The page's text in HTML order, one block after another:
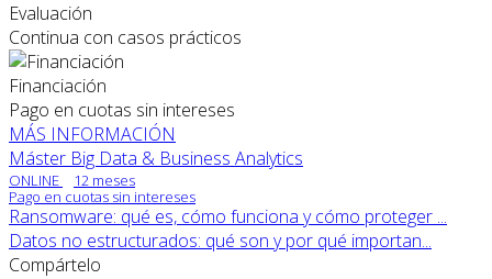
Evaluación
Continua con casos prácticos
Financiación
Pago en cuotas sin intereses
MÁS INFORMACIÓN
Máster Big Data & Business Analytics
ONLINE
12 meses
Pago en cuotas sin intereses
Ransomware: qué es, cómo funciona y cómo proteger ...
Datos no estructurados: qué son y por qué importan...
Compártelo